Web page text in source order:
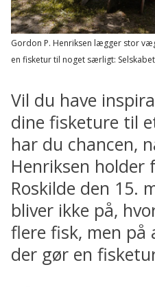
Gordon P. Henriksen lægger stor
en fisketur til noget særligt:
Vil du have
dine fisketure til
har du chancen,
Henriksen holder
Roskilde den 15.
bliver ikke på,
flere fisk, men på
der gør en